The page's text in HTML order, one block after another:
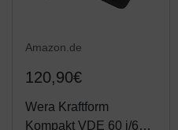
Amazon.de
120,90€
Wera Kraftform
Kompakt VDE 60 i/62